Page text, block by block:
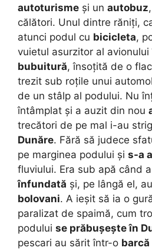
autoturisme și un autobuz
călători. Unul dintre răniți,
atunci podul cu bicicleta,
vuietul asurzitor al
bubuitură, însoțită de o
trezit sub roțile unui
de un stâlp al podului. Nu
întâmplat și a auzit din nou
trecători de pe mal i-au
Dunăre. Fără să judece
pe marginea podului și s-a
fluviului. Era sub apă când
înfundată și, pe lângă el,
bolovani. A ieșit să ia o
paralizat de spaimă, cum
podului se prăbușește în
pescari au sărit într-o barcă